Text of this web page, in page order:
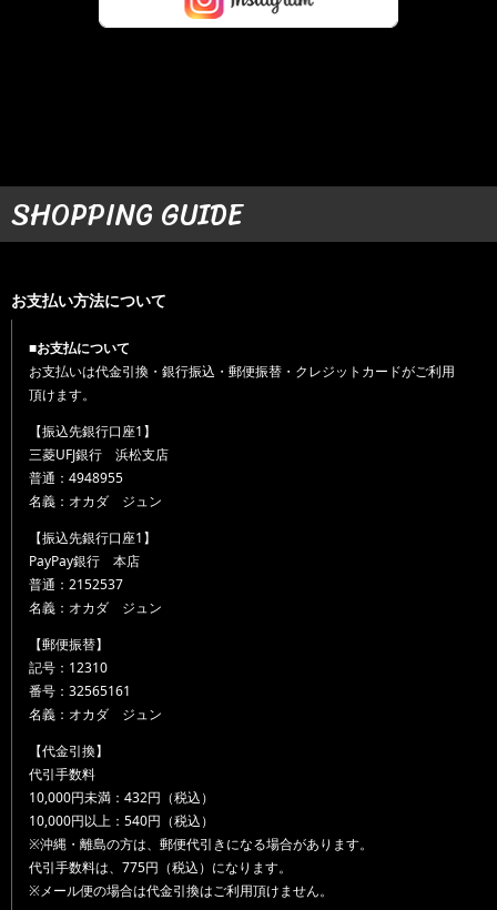
SHOPPING GUIDE
お支払い方法について
■お支払について
お支払いは代金引換・銀行振込・郵便振替・クレジットカードがご利用
頂けます。
【振込先銀行口座1】
三菱UFJ銀行 浜松支店
普通：4948955
名義：オカダ ジュン
【振込先銀行口座1】
PayPay銀行 本店
普通：2152537
名義：オカダ ジュン
【郵便振替】
記号：12310
番号：32565161
名義：オカダ ジュン
【代金引換】
代引手数料
10,000円未満：432円（税込）
10,000円以上：540円（税込）
※沖縄・離島の方は、郵便代引きになる場合があります。
代引手数料は、775円（税込）になります。
※メール便の場合は代金引換はご利用頂けません。